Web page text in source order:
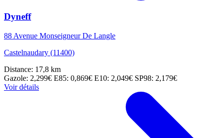
Dyneff
88 Avenue Monseigneur De Langle
Castelnaudary (11400)
Distance: 17,8 km
Gazole: 2,299€ E85: 0,869€ E10: 2,049€ SP98: 2,179€
Voir détails